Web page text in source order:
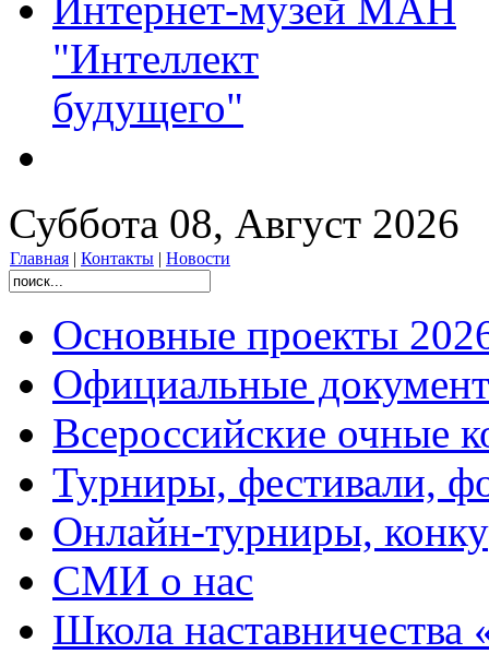
"Интеллект
будущего"
Суббота 08, Август 2026
Главная | Контакты | Новости
Основные проекты
Официальные
Всероссийские очные
Турниры, фестивали,
Онлайн-турниры,
СМИ о нас
Школа